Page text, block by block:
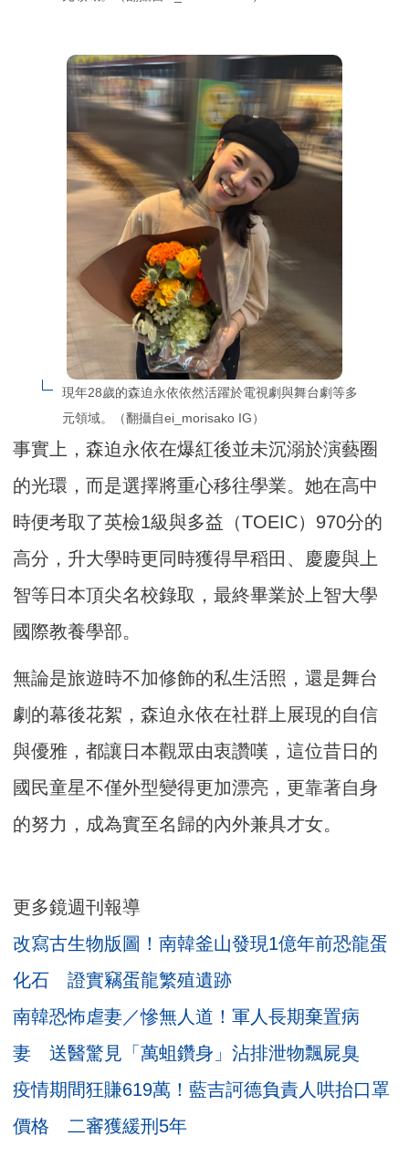
現年28歲的森迫永依依然活躍於電視劇與舞台劇等多
元領域。（翻攝自ei_morisako IG）
事實上，森迫永依在爆紅後並未沉溺於演藝圈
的光環，而是選擇將重心移往學業。她在高中
時便考取了英檢1級與多益（TOEIC）970分的
高分，升大學時更同時獲得早稻田、慶慶與上
智等日本頂尖名校錄取，最終畢業於上智大學
國際教養學部。
無論是旅遊時不加修飾的私生活照，還是舞台
劇的幕後花絮，森迫永依在社群上展現的自信
與優雅，都讓日本觀眾由衷讚嘆，這位昔日的
國民童星不僅外型變得更加漂亮，更靠著自身
的努力，成為實至名歸的內外兼具才女。
更多鏡週刊報導
改寫古生物版圖！南韓釜山發現1億年前恐龍蛋
化石 證實竊蛋龍繁殖遺跡
南韓恐怖虐妻／慘無人道！軍人長期棄置病
妻 送醫驚見「萬蛆鑽身」沾排泄物飄屍臭
疫情期間狂賺619萬！藍吉訶德負責人哄抬口罩
價格 二審獲緩刑5年